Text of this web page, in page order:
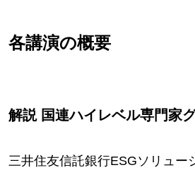
各講演の概要
解説 国連ハイレベル専門家
三井住友信託銀行ESGソリュ